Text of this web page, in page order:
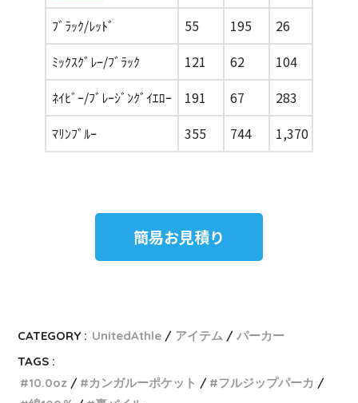
ﾌﾞﾗｯｸ/ﾚｯﾄﾞ
55 195 26
ﾐｯｸｽｸﾞﾚｰ/ﾌﾞﾗｯｸ
121 62 104
ﾈｲﾋﾞｰ/ﾌﾞﾚｰｼﾞﾝｸﾞｲｴﾛｰ
191 67 283
ﾏﾘﾝﾌﾞﾙｰ
355 744 1,370
簡易お見積り
CATEGORY : UnitedAthle アイテム
パーカー
TAGS :
10.0oz
カンガルーポケット
フルジップパーカ